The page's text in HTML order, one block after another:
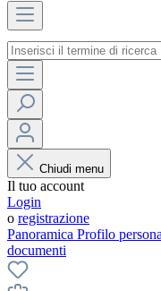
Chiudi menu
Il tuo account
Login
o registrazione
Panoramica Profilo
documenti